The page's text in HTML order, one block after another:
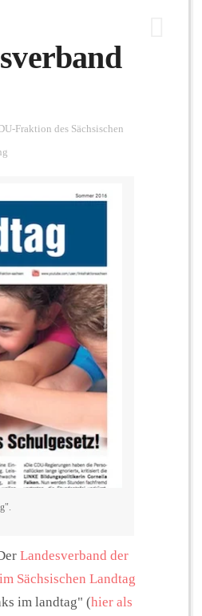
Fraktion des Sächsischen
Landesverband der
Sächsischen Landtag
im landtag" (hier als